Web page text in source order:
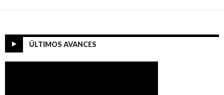
ÚLTIMOS AVANCES